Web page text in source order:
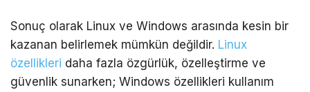
Sonuç olarak Linux ve Windows arasında kesin bir
kazanan belirlemek mümkün değildir. Linux
özellikleri daha fazla özgürlük, özelleştirme ve
güvenlik sunarken; Windows özellikleri kullanım